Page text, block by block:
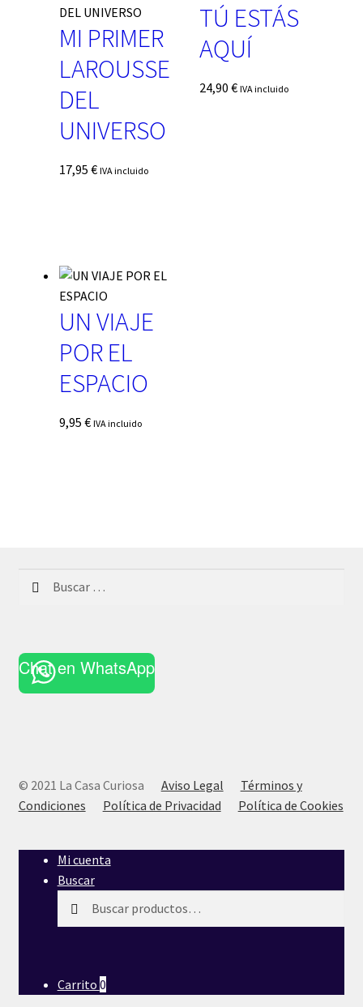
MI PRIMER
LAROUSSE
DEL
UNIVERSO
17,95 € IVA incluido
TÚ ESTÁS
AQUÍ
24,90€ IVA incluido
UN VIAJE
POR EL
ESPACIO
9,95 € IVA incluido
Chat en WhatsApp
© 2021 La Casa Curiosa Aviso Legal
Términos y
Condiciones
Política de Privacidad Política de Cookies
Mi cuenta
Buscar
por:
Carrito 0